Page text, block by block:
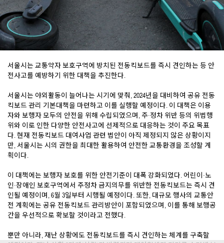
서울시는 교통약자 보호구역에 방치된 전동킥보드를 즉시 견인하는 등 안
전사고를 예방하기 위한 대책을 추진한다.
서울시는 야외활동이 늘어나는 시기에 맞춰, 2024년을 대비하여 공유 전동
킥보드 관리 기본대책을 마련하고 이를 실행할 예정이다. 이 대책은 이용
자와 보행자 모두의 안전을 위해 수립되었으며, 주·정차 위반 등의 위법행
위와 이로 인한 다양한 안전사고에 선제적으로 대응하는 것이 주요 목표
다. 현재 전동킥보드 대여사업 관련 법안이 아직 제정되지 않은 상황이지
만, 서울시는 시의 권한을 최대한 활용하여 안전한 교통환경을 조성할 계
획이다.
이 대책에는 보행자 보호를 위한 안전기준이 대폭 강화되었다. 어린이·노
인·장애인 보호구역에서 주정차 금지의무를 위반한 전동킥보드는 즉시 견
인될 예정이며, 6월 3일부터 시행될 예정이다. 또한, 대규모 행사의 교통안
전 계획에는 공유 전동킥보드 관리방안이 포함되었으며, 이를 통해 보행공
간을 우선적으로 확보할 것이라고 전했다.
뿐만 아니라, 재난 상황에도 전동킥보드를 즉시 견인하는 체계를 구축할